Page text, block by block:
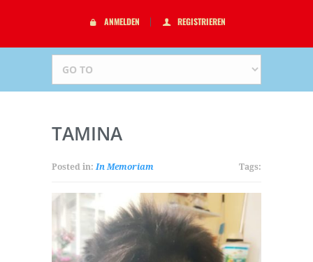
ANMELDEN REGISTRIEREN
TAMINA
Posted in:In Memoriam Tags: